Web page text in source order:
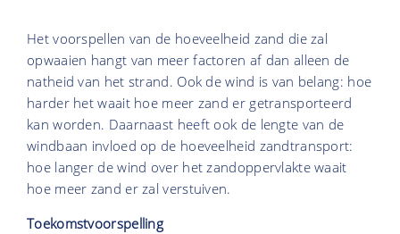
Het voorspellen van de hoeveelheid zand die zal
opwaaien hangt van meer factoren af dan alleen de
natheid van het strand. Ook de wind is van belang: hoe
harder het waait hoe meer zand er getransporteerd
kan worden. Daarnaast heeft ook de lengte van de
windbaan invloed op de hoeveelheid zandtransport:
hoe langer de wind over het zandoppervlakte waait
hoe meer zand er zal verstuiven.
Toekomstvoorspelling